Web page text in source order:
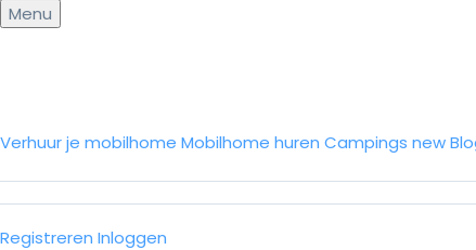
Menu
Verhuur je mobilhome Mobilhome huren Campings new
Registreren Inloggen